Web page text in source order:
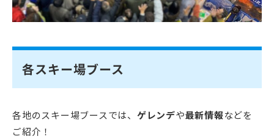
各スキー場ブース
各地のスキー場ブースでは、 ゲレンデや最新情報などを
ご紹介！